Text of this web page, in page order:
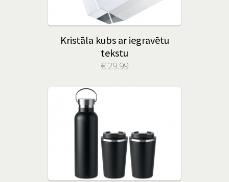
Kristāla kubs ar iegravētu
tekstu
€ 29.99